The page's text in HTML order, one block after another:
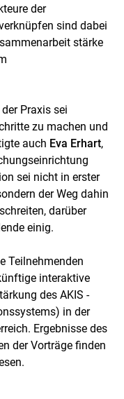
der
sind dabei
stärke
Praxis sei
zu machen und
auch Eva Erhart,
sei nicht in erster
der Weg dahin
darüber
einig.
Teilnehmenden
interaktive
des AKIS -
in der
Ergebnisse des
der Vorträge finden